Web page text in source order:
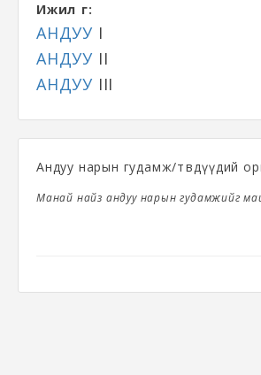
Ижил үг:
АНДУУ I
АНДУУ II
АНДУУ III
Андуу нарын гудамж/төвөдүүдий
Манай найз андуу нарын гудамжийг